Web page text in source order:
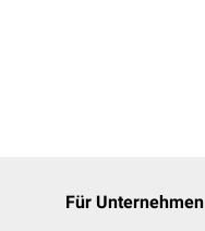
Für Unternehmen